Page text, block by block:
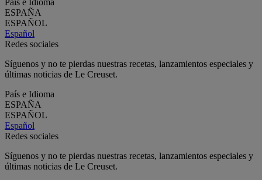
ESPAÑA
ESPAÑOL
Español
Redes sociales
Síguenos y no te pierdas nuestras recetas, lanzamientos especiales y
últimas noticias de Le Creuset.
País e Idioma
ESPAÑA
ESPAÑOL
Español
Redes sociales
Síguenos y no te pierdas nuestras recetas, lanzamientos especiales y
últimas noticias de Le Creuset.